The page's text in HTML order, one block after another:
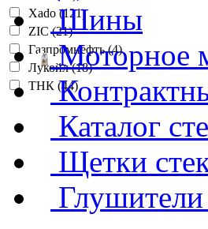
Xado (121)
ZIC (21)
Газпромнефть (4)
Лукойл (18)
ТНК (44)
Шины
Моторное
Каталог
Щетки